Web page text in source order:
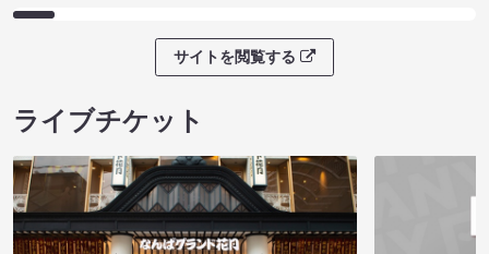
サイトを閲覧する
ライブチケット